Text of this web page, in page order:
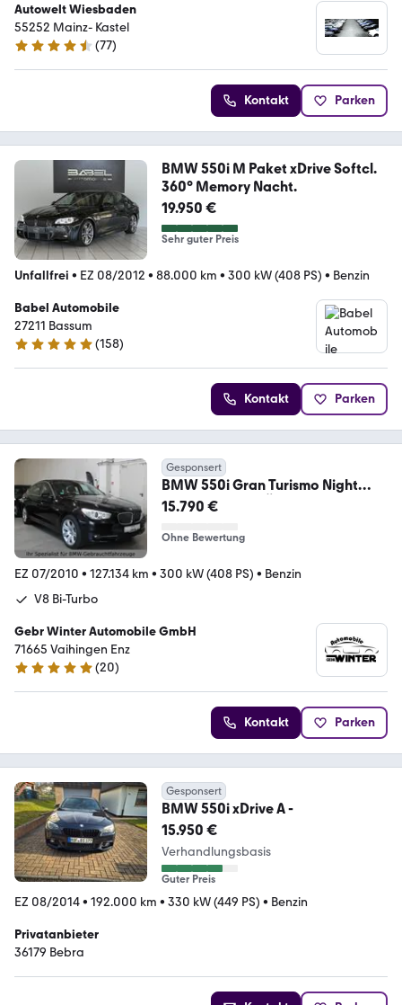
Autowelt Wiesbaden
55252 Mainz- Kastel
4.6 Sterne
(77)
Kontakt Parken
BMW 550i M Paket xDrive Softcl.
360° Memory Nacht.
19.950 €
Sehr guter Preis
Unfallfrei • EZ 08/2012 • 88.000 km • 300 kW (408 PS) • Benzin
Babel Automobile
27211 Bassum
4.9 Sterne
(158)
Kontakt Parken
Gesponsert
BMW 550i Gran Turismo Night
Vision*Sitzlüft.TÜV Neu
15.790 €
Ohne Bewertung
EZ 07/2010 • 127.134 km • 300 kW (408 PS) • Benzin
V8 Bi-Turbo
Gebr Winter Automobile GmbH
71665 Vaihingen Enz
5 Sterne
(20)
Kontakt Parken
Gesponsert
BMW 550i xDrive A -
15.950 €
Verhandlungsbasis
Guter Preis
EZ 08/2014• 192.000 km • 330 kW (449 PS) • Benzin
Privatanbieter
36179 Bebra